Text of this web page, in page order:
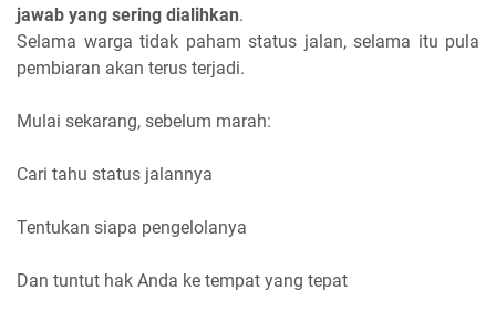
jawab yang sering dialihkan.
Selama warga tidak paham status jalan, selama itu pula
pembiaran akan terus terjadi.
Mulai sekarang, sebelum marah:
Cari tahu status jalannya
Tentukan siapa pengelolanya
Dan tuntut hak Anda ke tempat yang tepat